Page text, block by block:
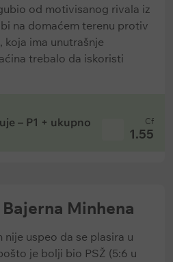
od motivisanog rivala iz
na domaćem terenu protiv
koja ima unutrašnje
trebalo da iskoristi
– P1 + ukupno
Cf
1.55
Minhena
nije uspeo da se plasira u
je bolji bio PSŽ (5:6 u